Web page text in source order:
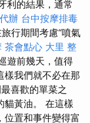
利的結果，通常
辦 台中按摩排毒
行期間考慮“噴氣
茶會點心 大里 整
遊前幾天，值得
樣我們就不必在那
喜歡的單菜之
貓黃油。 在這樣
位置和事件變得富